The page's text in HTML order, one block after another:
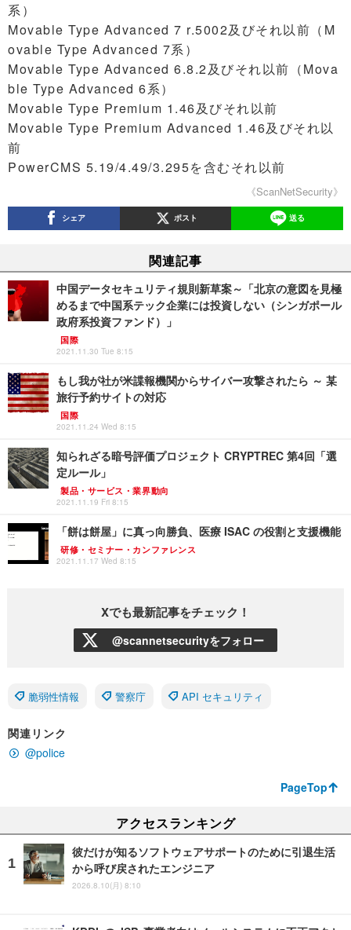
系）
Movable Type Advanced 7 r.5002及びそれ以前（M
ovable Type Advanced 7系）
Movable Type Advanced 6.8.2及びそれ以前（Mova
ble Type Advanced 6系）
Movable Type Premium 1.46及びそれ以前
Movable Type Premium Advanced 1.46及びそれ以
前
PowerCMS 5.19/4.49/3.295を含むそれ以前
《ScanNetSecurity》
シェア ポスト 送る
関連記事
中国データセキュリティ規則新草案～「北京の意図を見極
めるまで中国系テック企業には投資しない（シンガポール
政府系投資ファンド）」
国際
2021.11.30 Tue 8:15
もし我が社が米諜報機関からサイバー攻撃されたら ～ 某
旅行予約サイトの対応
国際
2021.11.24 Wed 8:15
知られざる暗号評価プロジェクト CRYPTREC 第4回「選
定ルール」
製品・サービス・業界動向
2021.11.19 Fri 8:15
「餅は餅屋」に真っ向勝負、医療 ISAC の役割と支援機能
研修・セミナー・カンファレンス
2021.11.17 Wed 8:15
Xでも最新記事をチェック！
@scannetsecurityをフォロー
脆弱性情報 警察庁 API セキュリティ
関連リンク
@police
PageTop
アクセスランキング
彼だけが知るソフトウェアサポートのために引退生活
から呼び戻されたエンジニア
2026.8.10(月) 8:10